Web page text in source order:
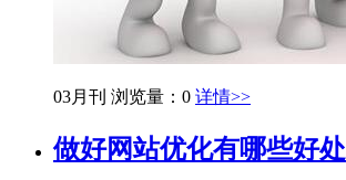
03月刊 浏览量：0 详情>>
做好网站优化有哪些好处